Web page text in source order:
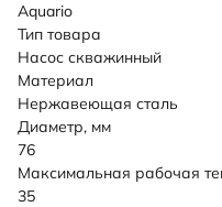
Aquario
Тип товара
Насос скважинный
Материал
Нержавеющая сталь
Диаметр, мм
76
Максимальная рабочая
35